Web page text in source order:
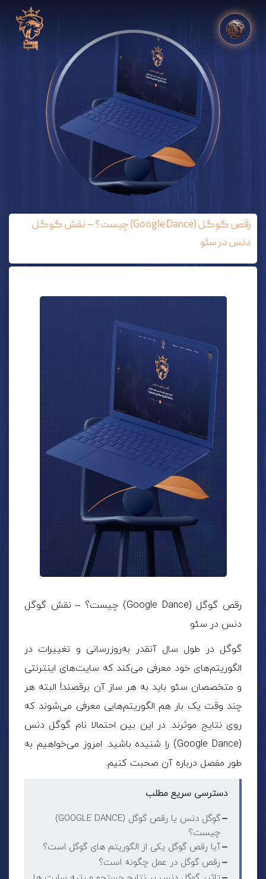
رقص گوگل (Google Dance) چیست؟ – نقش گوگل
دنس در سئو
رقص گوگل (Google Dance) چیست؟ – نقش گوگل
دنس در سئو
گوگل در طول سال آنقدر به‌روزرسانی و تغییرات در
الگوریتم‌های خود معرفی می‌کند که سایت‌های اینترنتی
و متخصصان سئو باید به هر ساز آن برقصند! البته هر
چند وقت یک بار هم الگوریتم‌هایی معرفی می‌شوند که
روی نتایج موثرند. در این بین احتمالا نام گوگل دنس
(Google Dance) را شنیده باشید. امروز می‌خواهیم به
طور مفصل درباره آن صحبت کنیم.
دسترسی سریع مطلب
گوگل دنس یا رقص گوگل (GOOGLE DANCE)
چیست؟
آیا رقص گوگل یکی از الگوریتم‌ های گوگل است؟
رقص گوگل در عمل چگونه است؟